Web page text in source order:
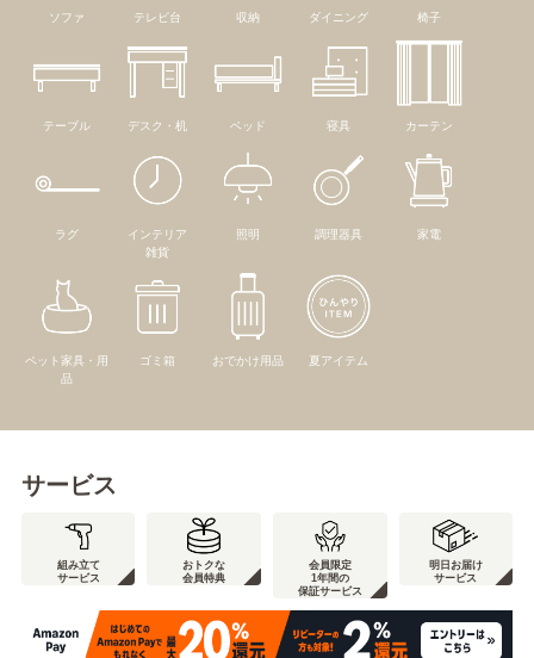
ソファ テレビ台 収納 ダイニング 椅子
テーブル デスク・机 ベッド 寝具 カーテン
ラグ
インテリア
雑貨
照明 調理器具 家電
ペット家具・用
品
ゴミ箱 おでかけ用品 夏アイテム
サービス
組み立て
サービス
おトクな
会員特典
会員限定
1年間の
保証サービス
明日お届け
サービス